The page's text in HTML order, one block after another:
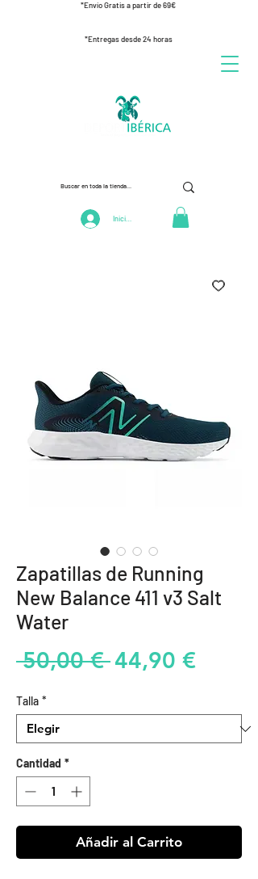
*Envío Gratis a partir de 69€
*Entregas desde 24 horas
Iniciar Sesión
Zapatillas de Running
New Balance 411 v3 Salt
Water
50,00 € Precio
44,90 €Precio
oferta
Talla *
Cantidad *
Añadir al Carrito